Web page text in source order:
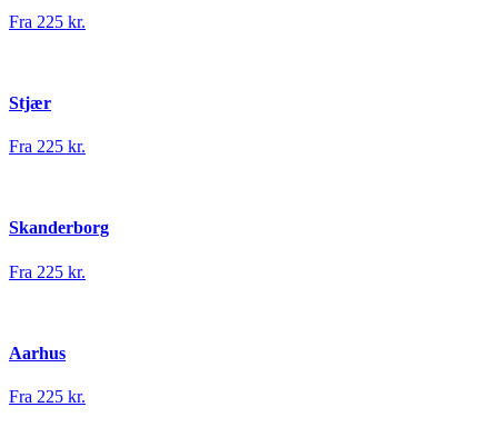
Fra 225 kr.
Stjær
Fra 225 kr.
Skanderborg
Fra 225 kr.
Aarhus
Fra 225 kr.